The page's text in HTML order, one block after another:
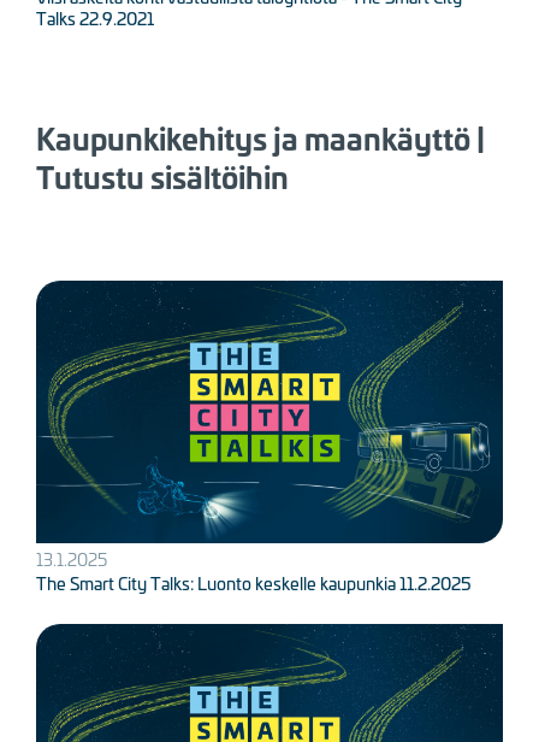
Talks 22.9.2021
Kaupunkikehitys ja maankäyttö |
Tutustu sisältöihin
Kuva
13.1.2025
The Smart City Talks: Luonto keskelle kaupunkia 11.2.2025
Kuva